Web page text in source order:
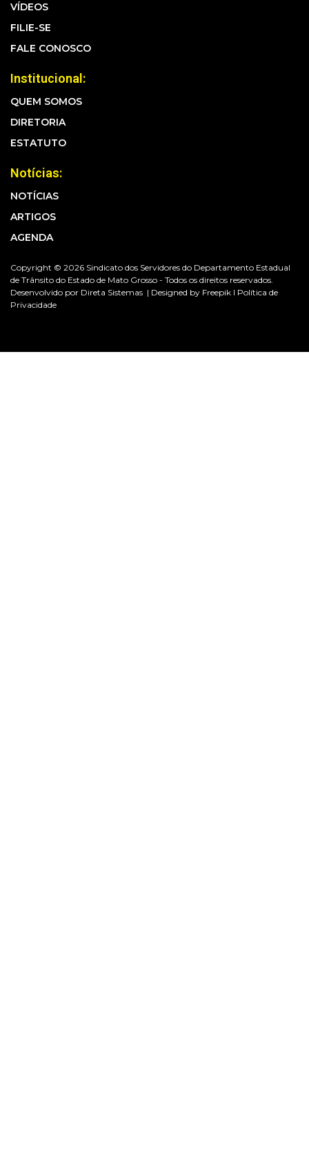
VÍDEOS
FILIE-SE
FALE CONOSCO
Institucional:
QUEM SOMOS
DIRETORIA
ESTATUTO
Notícias:
NOTÍCIAS
ARTIGOS
AGENDA
Copyright © 2026 Sindicato dos Servidores do Departamento Estadual
de Trânsito do Estado de Mato Grosso - Todos os direitos reservados.
Desenvolvido por Direta Sistemas | Designed by Freepik I Política de
Privacidade